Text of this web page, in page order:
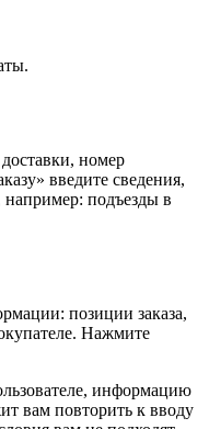
номер
введите сведения,
например: подъезды в
позиции заказа,
Нажмите
информацию
вам повторить к вводу